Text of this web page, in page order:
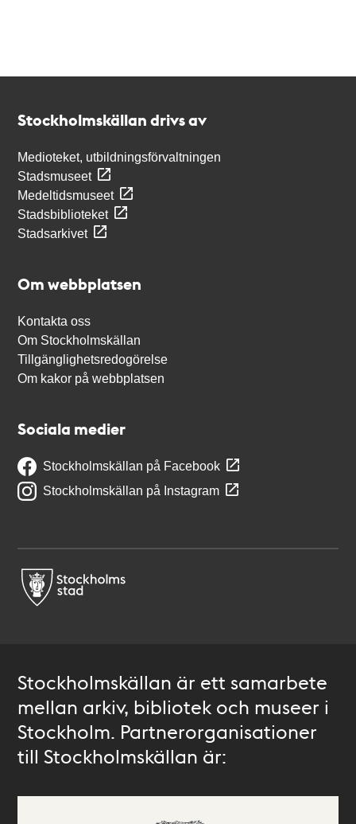
Stockholmskällan drivs av
Medioteket, utbildningsförvaltningen
Stadsmuseet
Medeltidsmuseet
Stadsbiblioteket
Stadsarkivet
Om webbplatsen
Kontakta oss
Om Stockholmskällan
Tillgänglighetsredogörelse
Om kakor på webbplatsen
Sociala medier
Stockholmskällan på Facebook
Stockholmskällan på Instagram
Stockholmskällan är ett samarbete
mellan arkiv, bibliotek och museer i
Stockholm. Partnerorganisationer
till Stockholmskällan är: